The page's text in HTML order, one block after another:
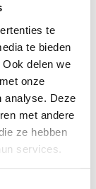
te
te bieden
delen we
onze
analyse. Deze
met andere
ze hebben
services.
De
zoals
inoefenen
komt aan op